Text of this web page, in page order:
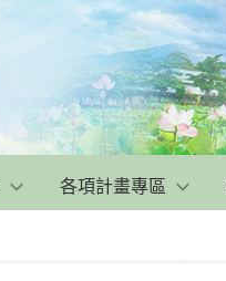
各項計畫專區